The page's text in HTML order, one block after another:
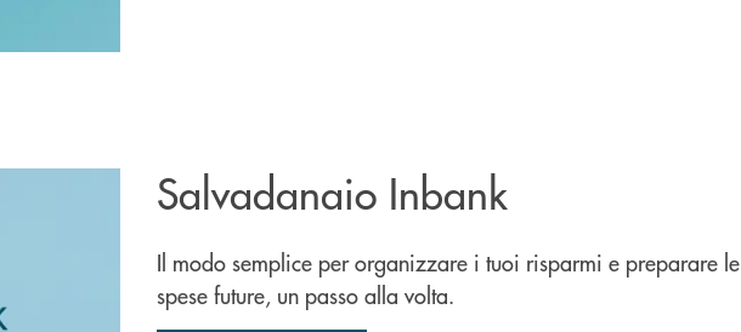
Salvadanaio Inbank
Il modo semplice per organizzare i tuoi risparmi e preparare le
spese future, un passo alla volta.